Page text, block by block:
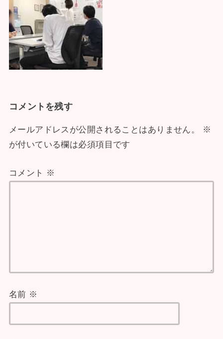
コメントを残す
メールアドレスが公開されることはありません。
※
が付いている欄は必須項目です
コメント ※
名前 ※